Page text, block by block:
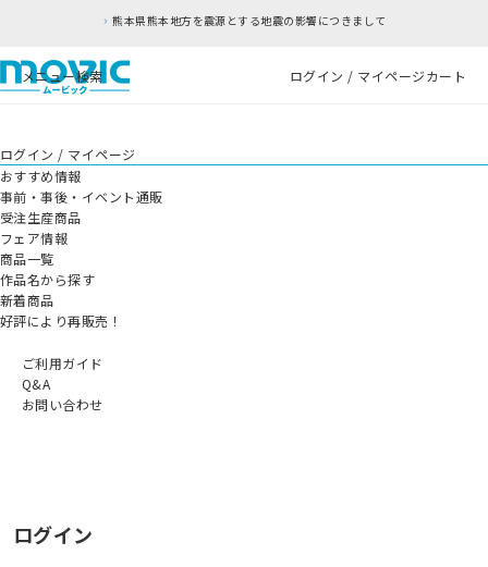
熊本県熊本地方を震源とする地震の影響につきまして
メニュー検索 ログイン / マイページカート
ログイン / マイページ
おすすめ情報
事前・事後・イベント通販
受注生産商品
フェア情報
商品一覧
作品名から探す
新着商品
好評により再販売！
ご利用ガイド
Q&A
お問い合わせ
ログイン